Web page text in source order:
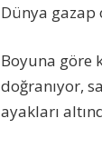
Dünya
Boyuna göre
doğranıyor,
ayakları